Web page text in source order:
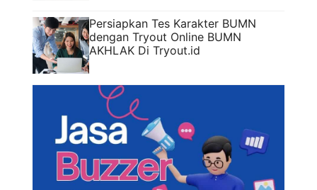
Persiapkan Tes Karakter BUMN
dengan Tryout Online BUMN
AKHLAK Di Tryout.id